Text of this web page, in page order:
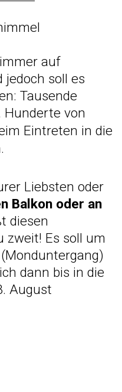
auf
jedoch soll es
Tausende
Hunderte von
Eintreten in die
Liebsten oder
Balkon oder an
diesen
zweit! Es soll um
dann bis in die
August